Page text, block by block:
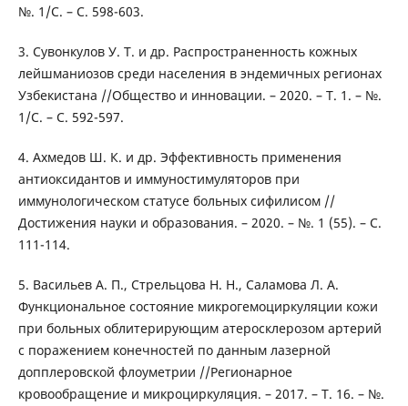
№. 1/С. – С. 598-603.
3. Сувонкулов У. Т. и др. Распространенность кожных
лейшманиозов среди населения в эндемичных регионах
Узбекистана //Общество и инновации. – 2020. – Т. 1. – №.
1/С. – С. 592-597.
4. Ахмедов Ш. К. и др. Эффективность применения
антиоксидантов и иммуностимуляторов при
иммунологическом статусе больных сифилисом //
Достижения науки и образования. – 2020. – №. 1 (55). – С.
111-114.
5. Васильев А. П., Стрельцова Н. Н., Саламова Л. А.
Функциональное состояние микрогемоциркуляции кожи
при больных облитерирующим атеросклерозом артерий
с поражением конечностей по данным лазерной
допплеровской флоуметрии //Регионарное
кровообращение и микроциркуляция. – 2017. – Т. 16. – №.